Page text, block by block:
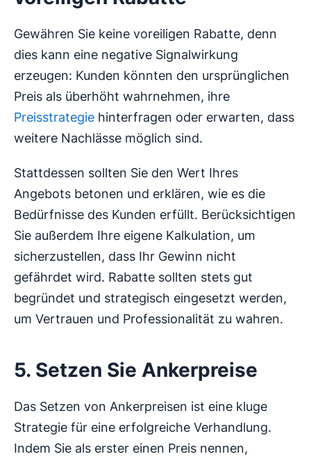
Gewähren Sie keine voreiligen Rabatte, denn
dies kann eine negative Signalwirkung
erzeugen: Kunden könnten den ursprünglichen
Preis als überhöht wahrnehmen, ihre
Preisstrategie hinterfragen oder erwarten, dass
weitere Nachlässe möglich sind.
Stattdessen sollten Sie den Wert Ihres
Angebots betonen und erklären, wie es die
Bedürfnisse des Kunden erfüllt. Berücksichtigen
Sie außerdem Ihre eigene Kalkulation, um
sicherzustellen, dass Ihr Gewinn nicht
gefährdet wird. Rabatte sollten stets gut
begründet und strategisch eingesetzt werden,
um Vertrauen und Professionalität zu wahren.
5. Setzen Sie Ankerpreise
Das Setzen von Ankerpreisen ist eine kluge
Strategie für eine erfolgreiche Verhandlung.
Indem Sie als erster einen Preis nennen,